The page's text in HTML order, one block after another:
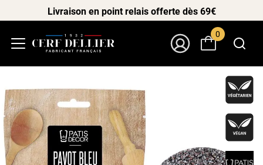
Livraison en point relais offerte dès 69€
0